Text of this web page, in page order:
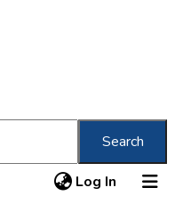
Search
Log In (current)